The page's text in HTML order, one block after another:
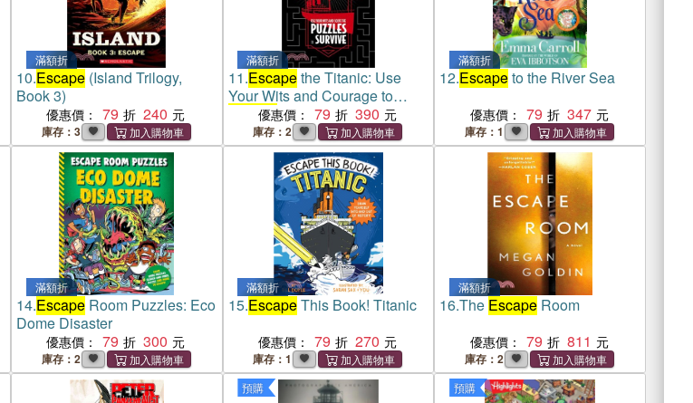
滿額折
10.Escape(Island Trilogy,
Book 3)
優惠價： 79 240
庫存：3
滿額折
11.Escapethe Titanic: Use
Your Wits and Courage to
Escape優惠價： 79 390
庫存：2
滿額折
12.Escapeto the River Sea
優惠價： 79 347
庫存：1
滿額折
14.EscapeRoom Puzzles: Eco
Dome Disaster
優惠價： 79 300
庫存：2
滿額折
15.EscapeThis Book! Titanic
優惠價： 79 270
庫存：1
滿額折
16.The Escape Room
優惠價： 79 811
庫存：2
預購 預購